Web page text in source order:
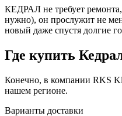
КЕДРАЛ не требует
нужно), он прослужит не
новый даже спустя долгие
Где купить
Конечно, в компании RKS
нашем регионе.
Варианты доставки